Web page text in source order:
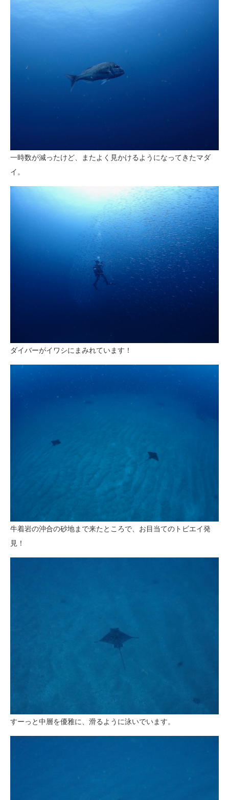
一時数が減ったけど、またよく見かけるようになってきたマダ
イ。
ダイバーがイワシにまみれています！
牛着岩の沖合の砂地まで来たところで、お目当てのトビエイ発
見！
すーっと中層を優雅に、滑るように泳いでいます。